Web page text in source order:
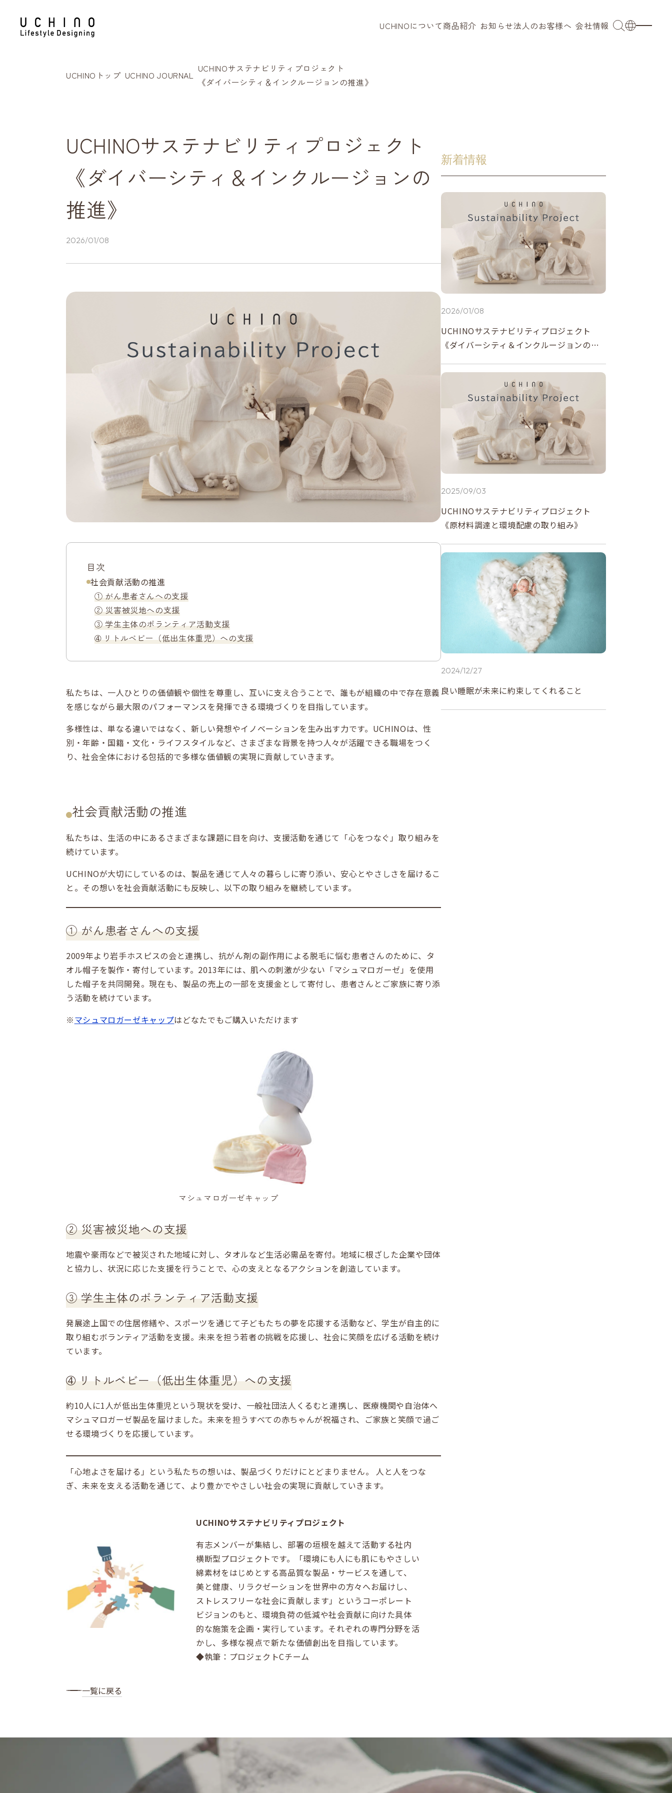
UCHINOについて商品紹介
ベビー・キッズ
タオルハンカチ
スリッパ・マット
オーダーメイド
お知らせ法人のお客様へ 会社情報
UCHINOトップ UCHINO JOURNAL
UCHINOサステナビリティプロジェクト
《ダイバーシティ＆インクルージョンの推進》
UCHINOサステナビリティプロジェクト
《ダイバーシティ＆インクルージョンの
推進》
2026/01/08
目次
社会貢献活動の推進
① がん患者さんへの支援
② 災害被災地への支援
③ 学生主体のボランティア活動支援
➃ リトルベビー（低出生体重児）への支援
私たちは、一人ひとりの価値観や個性を尊重し、互いに支え合うことで、誰もが組織の中で存在意義
を感じながら最大限のパフォーマンスを発揮できる環境づくりを目指しています。
多様性は、単なる違いではなく、新しい発想やイノベーションを生み出す力です。UCHINOは、性
別・年齢・国籍・文化・ライフスタイルなど、さまざまな背景を持つ人々が活躍できる職場をつく
り、社会全体における包括的で多様な価値観の実現に貢献していきます。
社会貢献活動の推進
私たちは、生活の中にあるさまざまな課題に目を向け、支援活動を通じて「心をつなぐ」取り組みを
続けています。
UCHINOが大切にしているのは、製品を通じて人々の暮らしに寄り添い、安心とやさしさを届けるこ
と。その想いを社会貢献活動にも反映し、以下の取り組みを継続しています。
① がん患者さんへの支援
2009年より岩手ホスピスの会と連携し、抗がん剤の副作用による脱毛に悩む患者さんのために、タ
オル帽子を製作・寄付しています。2013年には、肌への刺激が少ない「マシュマロガーゼ」を使用
した帽子を共同開発。現在も、製品の売上の一部を支援金として寄付し、患者さんとご家族に寄り添
う活動を続けています。
※マシュマロガーゼキャップはどなたでもご購入いただけます
マシュマロガーゼキャップ
② 災害被災地への支援
地震や豪雨などで被災された地域に対し、タオルなど生活必需品を寄付。地域に根ざした企業や団体
と協力し、状況に応じた支援を行うことで、心の支えとなるアクションを創造しています。
③ 学生主体のボランティア活動支援
発展途上国での住居修繕や、スポーツを通じて子どもたちの夢を応援する活動など、学生が自主的に
取り組むボランティア活動を支援。未来を担う若者の挑戦を応援し、社会に笑顔を広げる活動を続け
ています。
➃ リトルベビー（低出生体重児）への支援
約10人に1人が低出生体重児という現状を受け、一般社団法人くるむと連携し、医療機関や自治体へ
マシュマロガーゼ製品を届けました。未来を担うすべての赤ちゃんが祝福され、ご家族と笑顔で過ご
せる環境づくりを応援しています。
「心地よさを届ける」という私たちの想いは、製品づくりだけにとどまりません。 人と人をつな
ぎ、未来を支える活動を通じて、より豊かでやさしい社会の実現に貢献していきます。
UCHINOサステナビリティプロジェクト
有志メンバーが集結し、部署の垣根を越えて活動する社内
横断型プロジェクトです。「環境にも人にも肌にもやさしい
綿素材をはじめとする高品質な製品・サービスを通して、
美と健康、リラクゼーションを世界中の方々へお届けし、
ストレスフリーな社会に貢献します」というコーポレート
ビジョンのもと、環境負荷の低減や社会貢献に向けた具体
的な施策を企画・実行しています。それぞれの専門分野を活
かし、多様な視点で新たな価値創出を目指しています。
◆執筆：プロジェクトCチーム
一覧に戻る
新着情報
2026/01/08
UCHINOサステナビリティプロジェクト
《ダイバーシティ＆インクルージョンの推
2025/09/03
UCHINOサステナビリティプロジェクト
《原材料調達と環境配慮の取り組み》
2024/12/27
良い睡眠が未来に約束してくれること